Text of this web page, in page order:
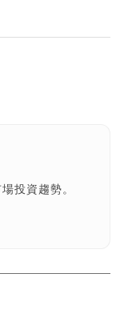
投資趨勢。